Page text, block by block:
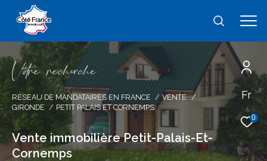
Fr
0
Vore recece
RÉSEAU DE MANDATAIRES EN FRANCE
VENTE
GIRONDE
PETIT PALAIS ET CORNEMPS
Vente immobilière Petit-Palais-Et-
Cornemps
Effectuer une recherche
et trouver le bien qui correspond à vos
critères